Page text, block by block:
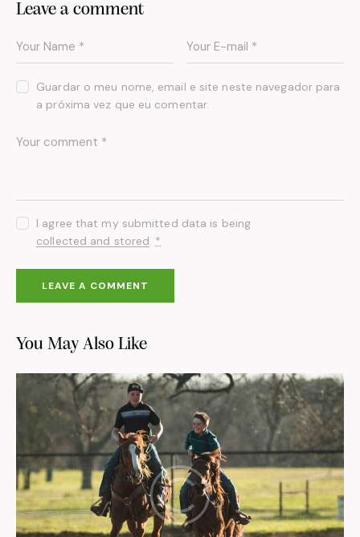
Leave a comment
Guardar o meu nome, email e site neste navegador para
a próxima vez que eu comentar.
I agree that my submitted data is being
collected and stored. *
You May Also Like